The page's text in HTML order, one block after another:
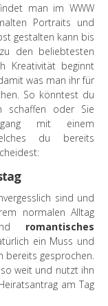
man im WWW
Portraits und
gestalten kann bis
den beliebtesten
Kreativität beginnt
was man ihr für
So könntest du
schaffen oder Sie
mit einem
du bereits
sind und
normalen Alltag
romantisches
ein Muss und
bereits gesprochen.
weit und nutzt ihn
am Tag